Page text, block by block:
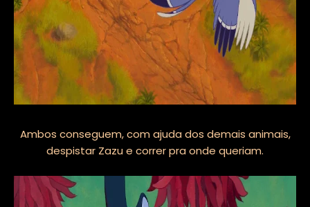
Ambos conseguem, com ajuda dos demais animais,
despistar Zazu e correr pra onde queriam.